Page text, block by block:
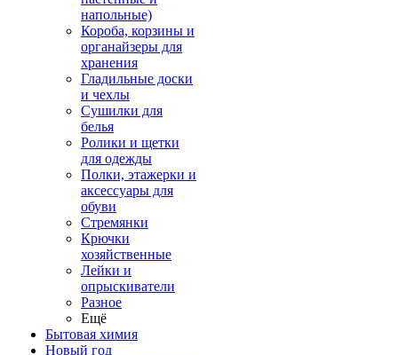
напольные)
Короба, корзины и
органайзеры для
хранения
Гладильные доски
и чехлы
Сушилки для
белья
Ролики и щетки
для одежды
Полки, этажерки и
аксессуары для
обуви
Стремянки
Крючки
хозяйственные
Лейки и
опрыскиватели
Разное
Ещё
Бытовая химия
Новый год